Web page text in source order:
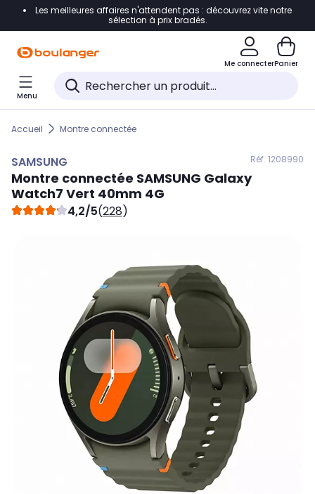
Accéder directement à la navigation
Accéder directement au pied de page
Accéder directement au chatbot
Les meilleures affaires n'attendent pas : découvrez vite notre
sélection à prix bradés.
Me connecterPanier
Menu
Accueil Montre connectée
SAMSUNG Réf. 1208990
Montre connectée SAMSUNG Galaxy
Watch7 Vert 40mm 4G
4,2/5(228)